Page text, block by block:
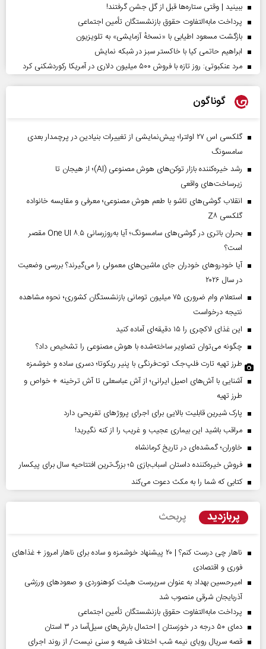
ببینید | وقتی ستاره‌ها قبل از گل جشن گرفتند!
پرداخت مابه‌التفاوت حقوق بازنشستگان تأمین اجتماعی
بازگشت مسعود اطیابی با «نسخهٔ آزمایشی» به تلویزیون
ابراهیم حاتمی کیا با خاکستر سبز در شبکه نمایش
مرد عنکبوتی: روز تازه با فروش ۵۰۰ میلیون دلاری در آمریکا رکوردشکنی کرد
گوناگون
گلکسی اس ۲۷ اولترا؛ پیش‌نمایشی از تغییرات بنیادین در پرچمدار بعدی
سامسونگ
رشد خیره‌کننده بازار توکن‌های هوش مصنوعی (AI)؛ از هیجان تا
زیرساخت‌های واقعی
انقلاب گوشی‌های تاشو‌ با طعم هوش مصنوعی؛ معرفی و مقایسه خانواده
گلکسی Z۸
بحران باتری در گوشی‌های سامسونگ؛ آیا به‌روزرسانی One UI ۸.۵ مقصر
است؟
آیا خودروهای خودران جای ماشین‌های معمولی را می‌گیرند؟ بررسی وضعیت
در سال ۲۰۲۶
استعلام وام ضروری ۷۵ میلیون تومانی بازنشستگان کشوری؛ نحوه مشاهده
نتیجه درخواست
این غذای لاکچری را ۱۵ دقیقه‌ای آماده کنید
چگونه می‌توان تصاویر ساخته‌شده با هوش مصنوعی را تشخیص داد؟
طرز تهیه تارت فلپ‌جک توت‌فرنگی با پنیر ریکوتا؛ دسری ساده و خوشمزه
آشنایی با آش‌های اصیل ایرانی؛ از آش عباسعلی تا آش ترخینه + خواص و
طرز تهیه
پارک شیرین قابلیت‌ بالایی برای اجرای پروژهای تفریحی دارد
مراقب باشید این بیماری عجیب و غریب را از کنه نگیرید!
خاوران؛ گمشده‌ای در تاریخ کرمانشاه
فروش خیره‌کننده داستان اسباب‌بازی ۵؛ بزرگ‌ترین افتتاحیه سال برای پیکسار
کتابی که شما را به مکث دعوت می‌کند
پربازدید پربحث
ناهار چی درست کنم؟ | ۲۰ پیشنهاد خوشمزه و ساده برای ناهار امروز + غذاهای
فوری و اقتصادی
امیرحسین بهداد به عنوان سرپرست هیئت کوهنوردی و صعودهای ورزشی
آذربایجان شرقی منصوب شد
پرداخت مابه‌التفاوت حقوق بازنشستگان تأمین اجتماعی
دمای ۵۰ درجه در خوزستان | احتمال بارش‌های سیل‌آسا در ۳ استان
قصه سریال رویای نیمه شب اختلاف شیعه و سنی نیست/ از روند اجرای